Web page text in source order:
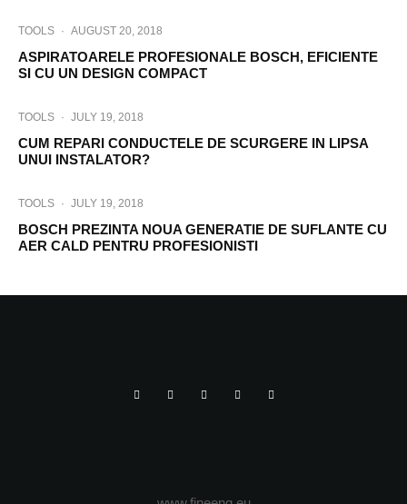
TOOLS · AUGUST 20, 2018
ASPIRATOARELE PROFESIONALE BOSCH, EFICIENTE
SI CU UN DESIGN COMPACT
TOOLS · JULY 19, 2018
CUM REPARI CONDUCTELE DE SCURGERE IN LIPSA
UNUI INSTALATOR?
TOOLS · JULY 19, 2018
BOSCH PREZINTA NOUA GENERATIE DE SUFLANTE CU
AER CALD PENTRU PROFESIONISTI